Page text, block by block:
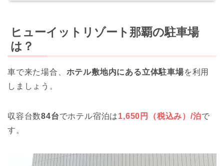
ヒューイットリゾート那覇の駐車場
は？
車で来た場合、 ホテル敷地内にある立体駐車場を利用
しましょう。
収容台数84台でホテル宿泊は1,650円（税込み）/泊で
す。